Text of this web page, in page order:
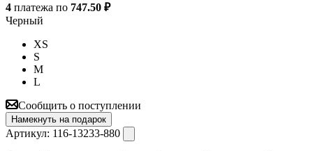
4 платежа по 747.50 ₽
Черный
XS
S
M
L
Сообщить о поступлении
Намекнуть на подарок
Артикул: 116-13233-880